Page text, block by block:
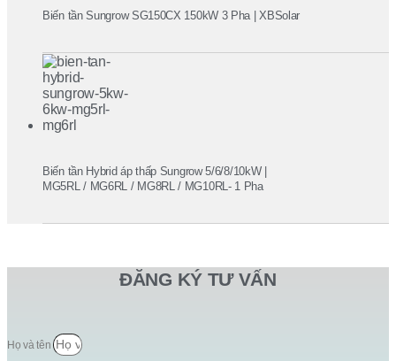
Biến tần Sungrow SG150CX 150kW 3 Pha | XBSolar
Biến tần Hybrid áp thấp Sungrow 5/6/8/10kW |
MG5RL / MG6RL / MG8RL / MG10RL- 1 Pha
ĐĂNG KÝ TƯ VẤN
Họ và tên